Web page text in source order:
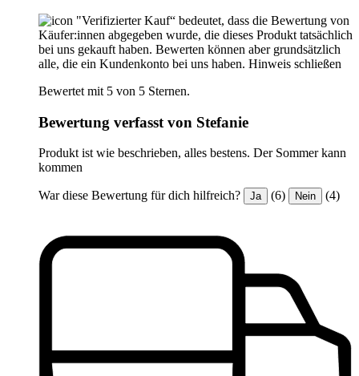
"Verifizierter Kauf“ bedeutet, dass die Bewertung von
Käufer:innen abgegeben wurde, die dieses Produkt tatsächlich
bei uns gekauft haben. Bewerten können aber grundsätzlich
alle, die ein Kundenkonto bei uns haben. Hinweis schließen
Bewertet mit 5 von 5 Sternen.
Bewertung verfasst von Stefanie
Produkt ist wie beschrieben, alles bestens. Der Sommer kann
kommen
War diese Bewertung für dich hilfreich? Ja (6) Nein (4)